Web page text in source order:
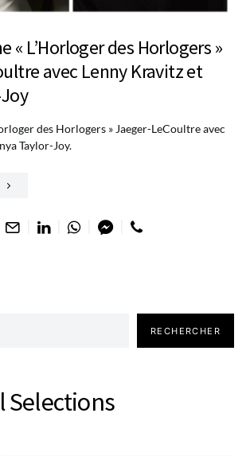
« L’Horloger des Horlogers »
avec Lenny Kravitz et
des Horlogers » Jaeger-LeCoultre avec
Taylor-Joy.
RECHERCHER
Selections